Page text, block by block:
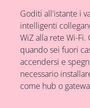
Goditi all'istante i
intelligenti
WiZ alla rete Wi-
quando sei fuori
accendersi e
necessario
come hub o